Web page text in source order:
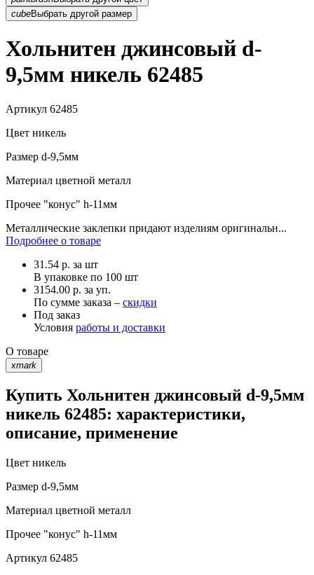
cubeВыбрать другой размер
Хольнитен джинсовый d-
9,5мм никель 62485
Артикул 62485
Цвет никель
Размер d-9,5мм
Материал цветной металл
Прочее "конус" h-11мм
Металлические заклепки придают изделиям оригинальн...
Подробнее о товаре
31.54 р. за шт
В упаковке по 100 шт
3154.00 р. за уп.
По сумме заказа – скидки
Под заказ
Условия работы и доставки
О товаре
xmark
Купить Хольнитен джинсовый d-9,5мм
никель 62485: характеристики,
описание, применение
Цвет никель
Размер d-9,5мм
Материал цветной металл
Прочее "конус" h-11мм
Артикул 62485